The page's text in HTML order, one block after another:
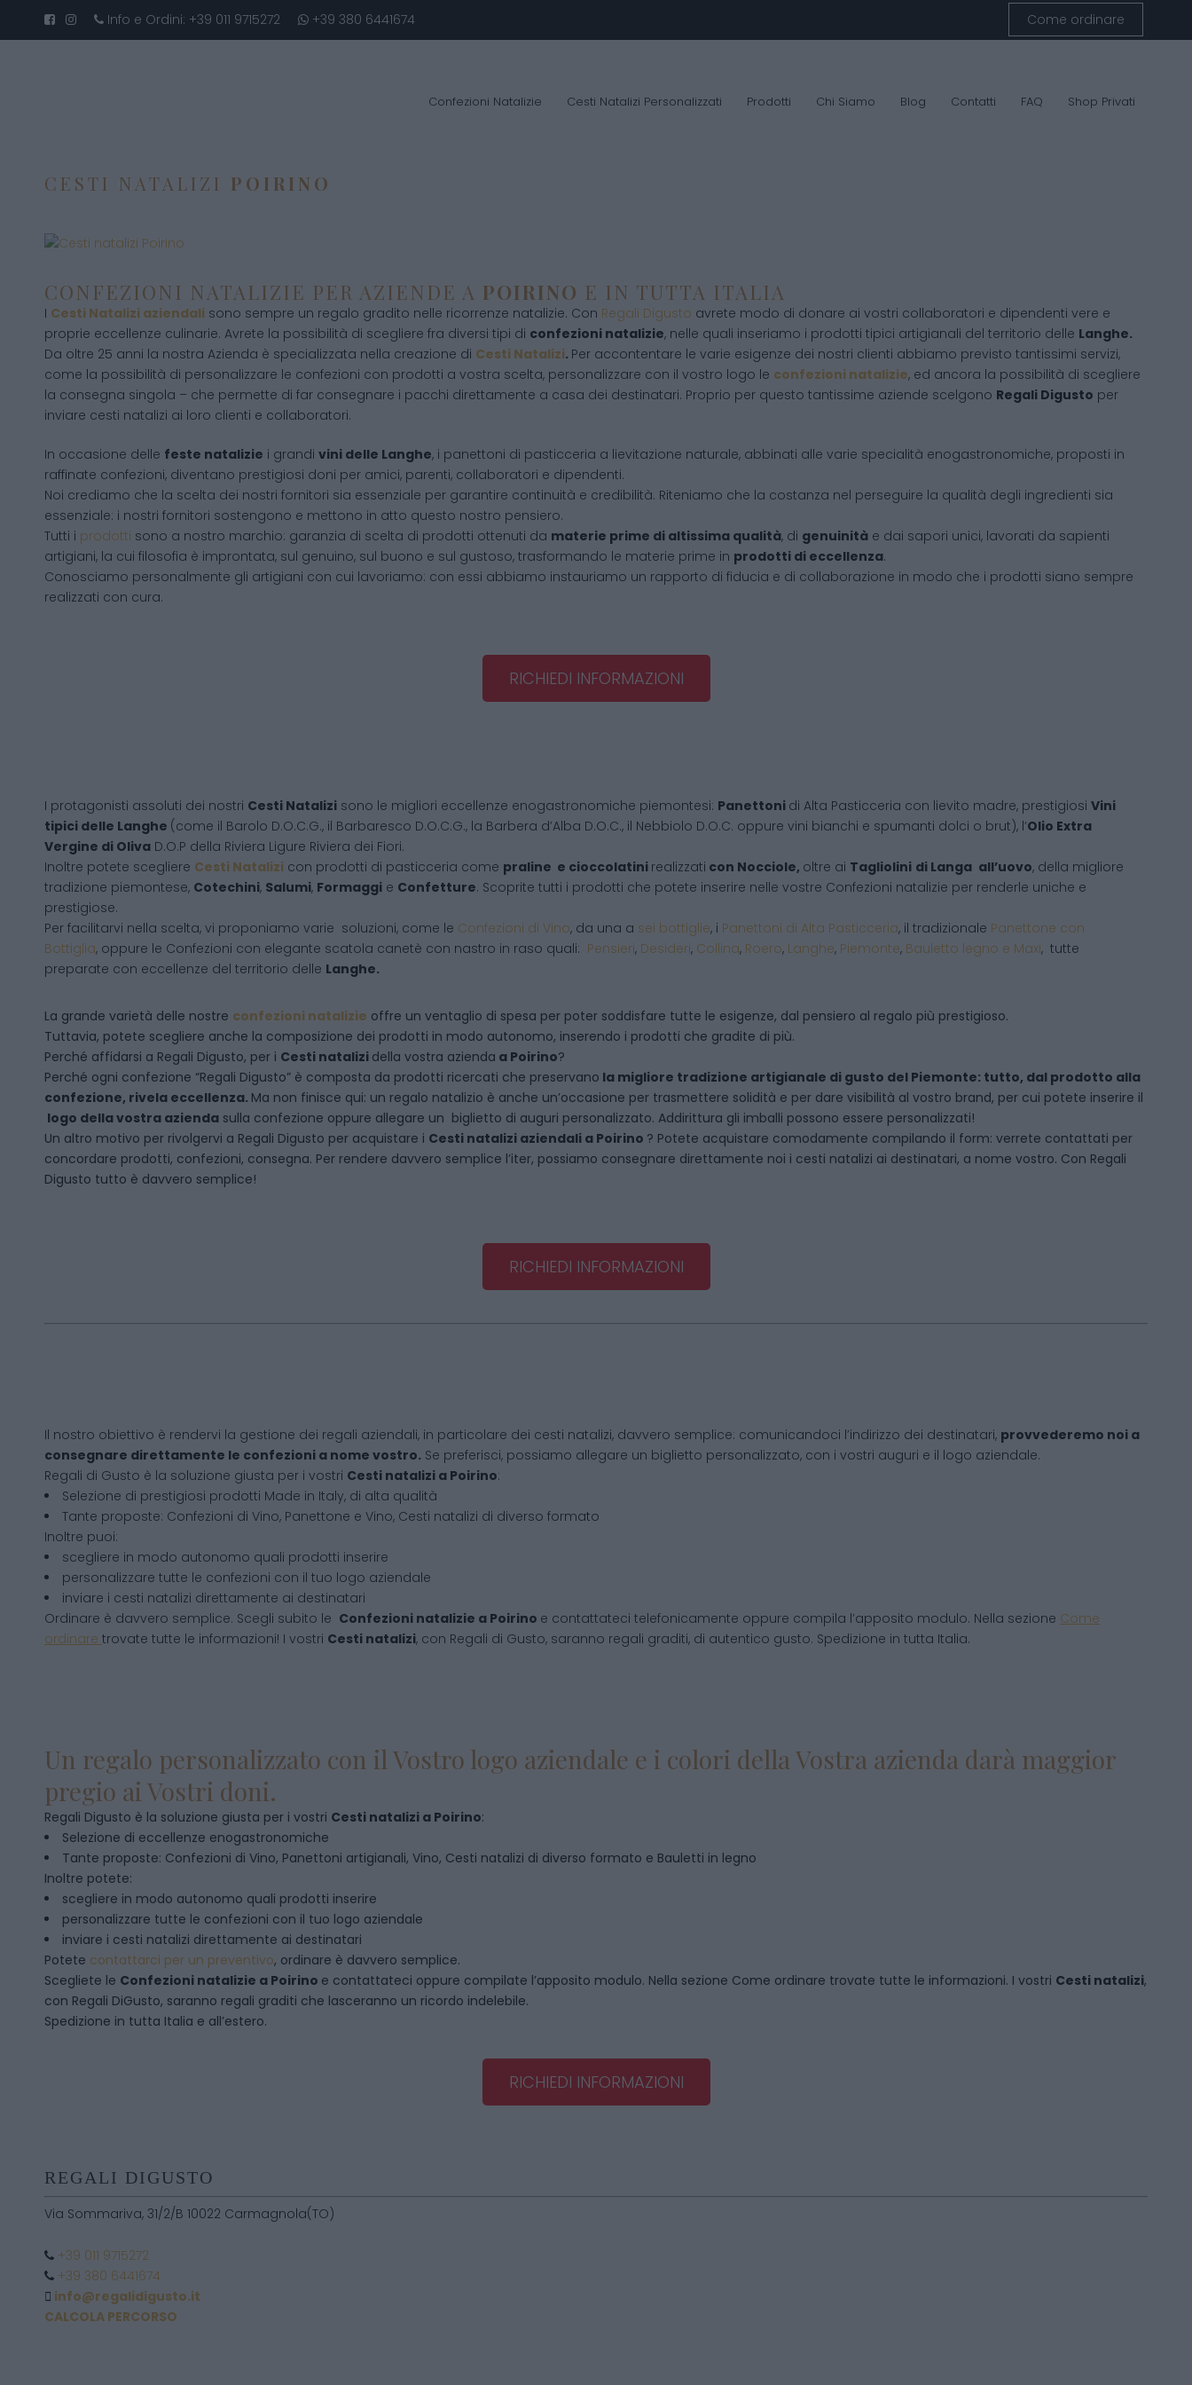
Info e Ordini: +39 011 9715272 +39 380 6441674 Come ordinare
Confezioni Natalizie Cesti Natalizi Personalizzati Prodotti Chi Siamo Blog Contatti FAQ Shop Privati
CESTI NATALIZI POIRINO
CONFEZIONI NATALIZIE PER AZIENDE A POIRINO E IN TUTTA ITALIA
I Cesti Natalizi aziendali sono sempre un regalo gradito nelle ricorrenze natalizie. Con Regali Digusto avrete modo di donare ai vostri collaboratori e dipendenti vere e
proprie eccellenze culinarie. Avrete la possibilità di scegliere fra diversi tipi di confezioni natalizie, nelle quali inseriamo i prodotti tipici artigianali del territorio delle Langhe.
Da oltre 25 anni la nostra Azienda è specializzata nella creazione di Cesti Natalizi. Per accontentare le varie esigenze dei nostri clienti abbiamo previsto tantissimi servizi,
come la possibilità di personalizzare le confezioni con prodotti a vostra scelta, personalizzare con il vostro logo le confezioni natalizie, ed ancora la possibilità di scegliere
la consegna singola – che permette di far consegnare i pacchi direttamente a casa dei destinatari. Proprio per questo tantissime aziende scelgono Regali Digusto per
inviare cesti natalizi ai loro clienti e collaboratori.
In occasione delle feste natalizie i grandi vini delle Langhe, i panettoni di pasticceria a lievitazione naturale, abbinati alle varie specialità enogastronomiche, proposti in
raffinate confezioni, diventano prestigiosi doni per amici, parenti, collaboratori e dipendenti.
Noi crediamo che la scelta dei nostri fornitori sia essenziale per garantire continuità e credibilità. Riteniamo che la costanza nel perseguire la qualità degli ingredienti sia
essenziale: i nostri fornitori sostengono e mettono in atto questo nostro pensiero.
Tutti i prodotti sono a nostro marchio: garanzia di scelta di prodotti ottenuti da materie prime di altissima qualità, di genuinità e dai sapori unici, lavorati da sapienti
artigiani, la cui filosofia è improntata, sul genuino, sul buono e sul gustoso, trasformando le materie prime in prodotti di eccellenza.
Conosciamo personalmente gli artigiani con cui lavoriamo: con essi abbiamo instauriamo un rapporto di fiducia e di collaborazione in modo che i prodotti siano sempre
realizzati con cura.
RICHIEDI INFORMAZIONI
I protagonisti assoluti dei nostri Cesti Natalizi sono le migliori eccellenze enogastronomiche piemontesi: Panettoni di Alta Pasticceria con lievito madre, prestigiosi Vini
tipici delle Langhe (come il Barolo D.O.C.G., il Barbaresco D.O.C.G., la Barbera d’Alba D.O.C., il Nebbiolo D.O.C. oppure vini bianchi e spumanti dolci o brut), l’Olio Extra
Vergine di Oliva D.O.P della Riviera Ligure Riviera dei Fiori.
Inoltre potete scegliere Cesti Natalizi con prodotti di pasticceria come praline e cioccolatini realizzati con Nocciole, oltre ai Tagliolini di Langa all’uovo, della migliore
tradizione piemontese, Cotechini, Salumi, Formaggi e Confetture. Scoprite tutti i prodotti che potete inserire nelle vostre Confezioni natalizie per renderle uniche e
prestigiose.
Per facilitarvi nella scelta, vi proponiamo varie soluzioni, come le Confezioni di Vino, da una a sei bottiglie, i Panettoni di Alta Pasticceria, il tradizionale Panettone con
Bottiglia, oppure le Confezioni con elegante scatola canetè con nastro in raso quali: Pensieri, Desideri, Collina, Roero, Langhe, Piemonte, Bauletto legno e Maxi, tutte
preparate con eccellenze del territorio delle Langhe.
La grande varietà delle nostre confezioni natalizie offre un ventaglio di spesa per poter soddisfare tutte le esigenze, dal pensiero al regalo più prestigioso.
Tuttavia, potete scegliere anche la composizione dei prodotti in modo autonomo, inserendo i prodotti che gradite di più.
Perché affidarsi a Regali Digusto, per i Cesti natalizi della vostra azienda a Poirino?
Perché ogni confezione “Regali Digusto” è composta da prodotti ricercati che preservano la migliore tradizione artigianale di gusto del Piemonte: tutto, dal prodotto alla
confezione, rivela eccellenza. Ma non finisce qui: un regalo natalizio è anche un’occasione per trasmettere solidità e per dare visibilità al vostro brand, per cui potete inserire il
logo della vostra azienda sulla confezione oppure allegare un biglietto di auguri personalizzato. Addirittura gli imballi possono essere personalizzati!
Un altro motivo per rivolgervi a Regali Digusto per acquistare i Cesti natalizi aziendali a Poirino ? Potete acquistare comodamente compilando il form: verrete contattati per
concordare prodotti, confezioni, consegna. Per rendere davvero semplice l’iter, possiamo consegnare direttamente noi i cesti natalizi ai destinatari, a nome vostro. Con Regali
Digusto tutto è davvero semplice!
RICHIEDI INFORMAZIONI
Il nostro obiettivo è rendervi la gestione dei regali aziendali, in particolare dei cesti natalizi, davvero semplice: comunicandoci l’indirizzo dei destinatari, provvederemo noi a
consegnare direttamente le confezioni a nome vostro. Se preferisci, possiamo allegare un biglietto personalizzato, con i vostri auguri e il logo aziendale.
Regali di Gusto è la soluzione giusta per i vostri Cesti natalizi a Poirino:
Selezione di prestigiosi prodotti Made in Italy, di alta qualità
Tante proposte: Confezioni di Vino, Panettone e Vino, Cesti natalizi di diverso formato
Inoltre puoi:
scegliere in modo autonomo quali prodotti inserire
personalizzare tutte le confezioni con il tuo logo aziendale
inviare i cesti natalizi direttamente ai destinatari
Ordinare è davvero semplice. Scegli subito le Confezioni natalizie a Poirino e contattateci telefonicamente oppure compila l’apposito modulo. Nella sezione Come
ordinare trovate tutte le informazioni! I vostri Cesti natalizi, con Regali di Gusto, saranno regali graditi, di autentico gusto. Spedizione in tutta Italia.
Un regalo personalizzato con il Vostro logo aziendale e i colori della Vostra azienda darà maggior
pregio ai Vostri doni.
Regali Digusto è la soluzione giusta per i vostri Cesti natalizi a Poirino:
Selezione di eccellenze enogastronomiche
Tante proposte: Confezioni di Vino, Panettoni artigianali, Vino, Cesti natalizi di diverso formato e Bauletti in legno
Inoltre potete:
scegliere in modo autonomo quali prodotti inserire
personalizzare tutte le confezioni con il tuo logo aziendale
inviare i cesti natalizi direttamente ai destinatari
Potete contattarci per un preventivo, ordinare è davvero semplice.
Scegliete le Confezioni natalizie a Poirino e contattateci oppure compilate l’apposito modulo. Nella sezione Come ordinare trovate tutte le informazioni. I vostri Cesti natalizi,
con Regali DiGusto, saranno regali graditi che lasceranno un ricordo indelebile.
Spedizione in tutta Italia e all’estero.
RICHIEDI INFORMAZIONI
REGALI DIGUSTO
Via Sommariva, 31/2/B 10022 Carmagnola(TO)
+39 011 9715272
+39 380 6441674
info@regalidigusto.it
CALCOLA PERCORSO